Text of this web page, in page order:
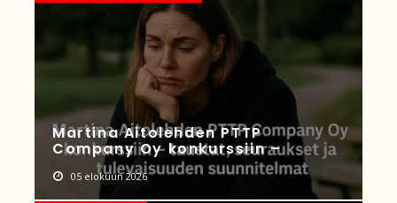
Martina Aitolehden PTTP
Company Oy konkurssiin –
05 elokuun 2026